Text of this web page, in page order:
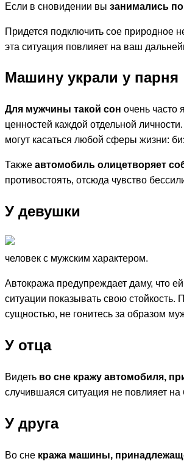
Если в сновидении вы занимались
Придется подключить сое природное
эта ситуация повлияет на ваш
Машину украли у парня
Для мужчины такой сон очень часто
ценностей каждой отдельной
могут касаться любой сферы жизни:
Также автомобиль олицетворяет
противостоять, отсюда чувство
У девушки
человек с мужским характером.
Автокража предупреждает даму, что
ситуации показывать свою
сущностью, не гонитесь за образом
У отца
Видеть во сне кражу автомобиля,
случившаяся ситуация не повлияет
У друга
Во сне кража машины,